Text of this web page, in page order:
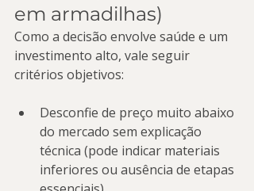
em armadilhas)
Como a decisão envolve saúde e um
investimento alto, vale seguir
critérios objetivos:
Desconfie de preço muito abaixo
do mercado sem explicação
técnica (pode indicar materiais
inferiores ou ausência de etapas